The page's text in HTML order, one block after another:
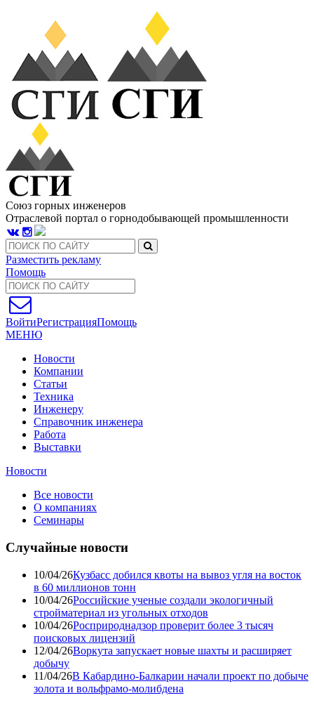
Союз горных инженеров
Отраслевой портал о горнодобывающей промышленности
Разместить рекламу
Помощь
ВойтиРегистрацияПомощь
МЕНЮ
Новости
Компании
Статьи
Техника
Инженеру
Справочник инженера
Работа
Выставки
Новости
Все новости
О компаниях
Семинары
Случайные новости
10/04/26Кузбасс добился квоты на вывоз угля на восток
в 60 миллионов тонн
10/04/26Российские ученые создали экологичный
стройматериал из угольных отходов
10/04/26Росприроднадзор проверит более 3 тысяч
поисковых лицензий
12/04/26Воркута запускает новые шахты и расширяет
добычу
11/04/26В Кабардино-Балкарии начали проект по добыче
золота и вольфрамо-молибдена